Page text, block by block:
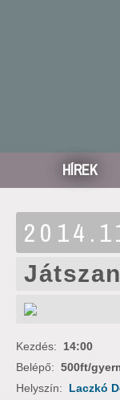
HÍREK
Kezdés: 14:00
Belépő: 500ft/
Helyszín:
Laczkó